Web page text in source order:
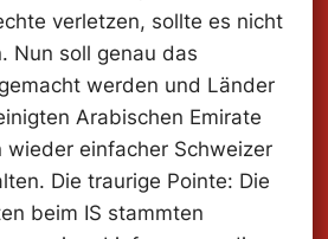
verletzen, sollte es nicht
Nun soll genau das
werden und Länder
Arabischen Emirate
wieder einfacher Schweizer
Die traurige Pointe: Die
beim IS stammten